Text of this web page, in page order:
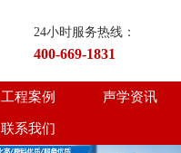
24小时服务热线：
400-669-1831
工程案例 声学资讯
联系我们